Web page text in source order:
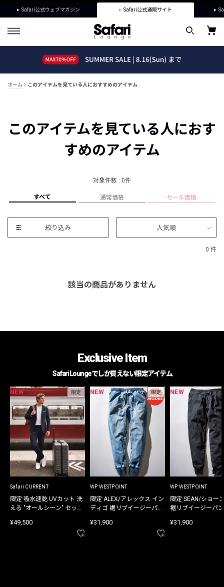
Safari公式ウェブマガジン Safari公式通販サイト
ホーム このアイテムを見ている人におすすめのアイテム
このアイテムを見ている人におす
すめのアイテム
対象件数 : 0件
すべて 通常価格 セール価格
絞り込み 人気順
0 件
該当の商品がありません
Exclusive Item
Safari Loungeでしか買えない限定アイテム
NEW 限定
Safari CURRENT
限定 吸水速乾 UVカット 洗
える "オールシーン" セット
¥49,500
NEW 限定
WP WESTPOINT
限定 ALEX/アレックス イン
ディゴ 裾リブイージーパン
¥31,900
NEW
WP WESTPOINT
限定 SEAN/ショー
裾リブイージーパ
¥31,900